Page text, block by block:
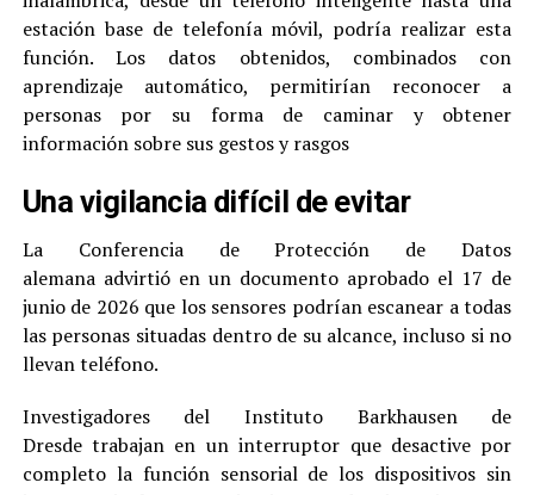
estación base de telefonía móvil, podría realizar esta
función. Los datos obtenidos, combinados con
aprendizaje automático, permitirían reconocer a
personas por su forma de caminar y obtener
información sobre sus gestos y rasgos
Una vigilancia difícil de evitar
La Conferencia de Protección de Datos
alemana advirtió en un documento aprobado el 17 de
junio de 2026 que los sensores podrían escanear a todas
las personas situadas dentro de su alcance, incluso si no
llevan teléfono.
Investigadores del Instituto Barkhausen de
Dresde trabajan en un interruptor que desactive por
completo la función sensorial de los dispositivos sin